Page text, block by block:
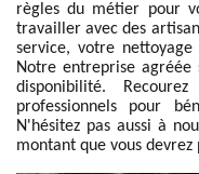
règles du métier pour
travailler avec des
service, votre
Notre entreprise
disponibilité.
professionnels pour
N'hésitez pas aussi à
montant que vous